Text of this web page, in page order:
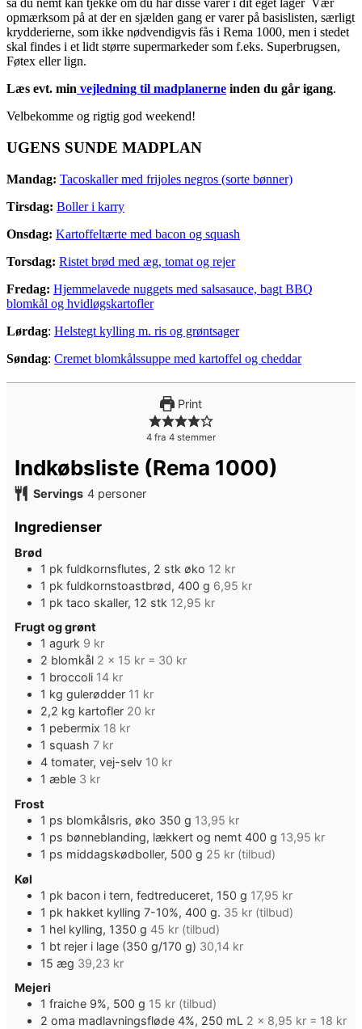
så du nemt kan tjekke om du har disse varer i dit eget lager Vær
opmærksom på at der en sjælden gang er varer på basislisten, særligt
krydderierne, som ikke nødvendigvis fås i Rema 1000, men i stedet
skal findes i et lidt større supermarkeder som f.eks. Superbrugsen,
Føtex eller lign.
Læs evt. min vejledning til madplanerne inden du går igang.
Velbekomme og rigtig god weekend!
UGENS SUNDE MADPLAN
Mandag: Tacoskaller med frijoles negros (sorte bønner)
Tirsdag: Boller i karry
Onsdag: Kartoffeltærte med bacon og squash
Torsdag: Ristet brød med æg, tomat og rejer
Fredag: Hjemmelavede nuggets med salsasauce, bagt BBQ
blomkål og hvidløgskartofler
Lørdag: Helstegt kylling m. ris og grøntsager
Søndag: Cremet blomkålssuppe med kartoffel og cheddar
Print
4 fra 4 stemmer
Indkøbsliste (Rema 1000)
Servings 4 personer
Ingredienser
Brød
1 pk fuldkornsflutes, 2 stk øko 12 kr
1 pk fuldkornstoastbrød, 400 g 6,95 kr
1 pk taco skaller, 12 stk 12,95 kr
Frugt og grønt
1 agurk 9 kr
2 blomkål 2 x 15 kr = 30 kr
1 broccoli 14 kr
1 kg gulerødder 11 kr
2,2 kg kartofler 20 kr
1 pebermix 18 kr
1 squash 7 kr
4 tomater, vej-selv 10 kr
1 æble 3 kr
Frost
1 ps blomkålsris, øko 350 g 13,95 kr
1 ps bønneblanding, lækkert og nemt 400 g 13,95 kr
1 ps middagskødboller, 500 g 25 kr (tilbud)
Køl
1 pk bacon i tern, fedtreduceret, 150 g 17,95 kr
1 pk hakket kylling 7-10%, 400 g. 35 kr (tilbud)
1 hel kylling, 1350 g 45 kr (tilbud)
1 bt rejer i lage (350 g/170 g) 30,14 kr
15 æg 39,23 kr
Mejeri
1 fraiche 9%, 500 g 15 kr (tilbud)
2 oma madlavningsfløde 4%, 250 mL 2 x 8,95 kr = 18 kr